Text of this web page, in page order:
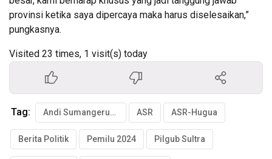
provinsi ketika saya dipercaya maka harus diselesaikan,”
pungkasnya.
Visited 23 times, 1 visit(s) today
Tag: Andi Sumangerukka ASR ASR-Hugua
Berita Politik Pemilu 2024 Pilgub Sultra